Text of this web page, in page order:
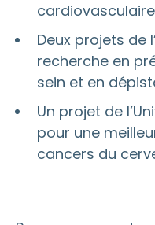
Deux projets de
recherche en
sein et en
Un projet de
pour une
cancers du